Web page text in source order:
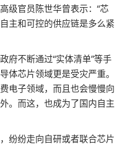
级官员陈世华曾表示：“芯
主和可控的供应链是多么紧
府不断通过“实体清单”等手
体芯片领域更是受灾严重。
电子领域，而且也会慢慢向
。而这，也成为了国内自主
纷纷走向自研或者联合芯片